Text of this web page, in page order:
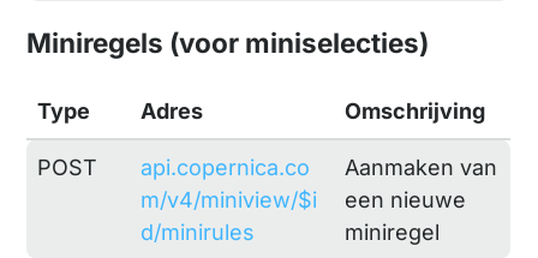
Miniregels (voor miniselecties)
Type Adres Omschrijving
POST
api.copernica.co
m/v4/miniview/$i
d/minirules
Aanmaken van
een nieuwe
miniregel